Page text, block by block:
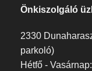
Önkiszolgáló
2330
parkoló)
Hétfő -